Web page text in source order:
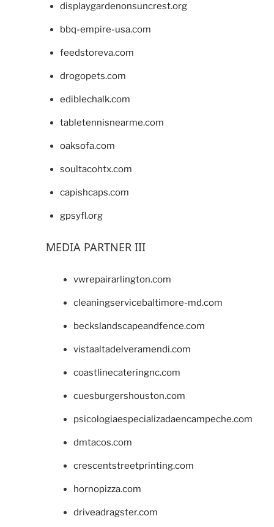
displaygardenonsuncrest.org
bbq-empire-usa.com
feedstoreva.com
drogopets.com
ediblechalk.com
tabletennisnearme.com
oaksofa.com
soultacohtx.com
capishcaps.com
gpsyfl.org
MEDIA PARTNER III
vwrepairarlington.com
cleaningservicebaltimore-md.com
beckslandscapeandfence.com
vistaaltadelveramendi.com
coastlinecateringnc.com
cuesburgershouston.com
psicologiaespecializadaencampeche.com
dmtacos.com
crescentstreetprinting.com
hornopizza.com
driveadragster.com